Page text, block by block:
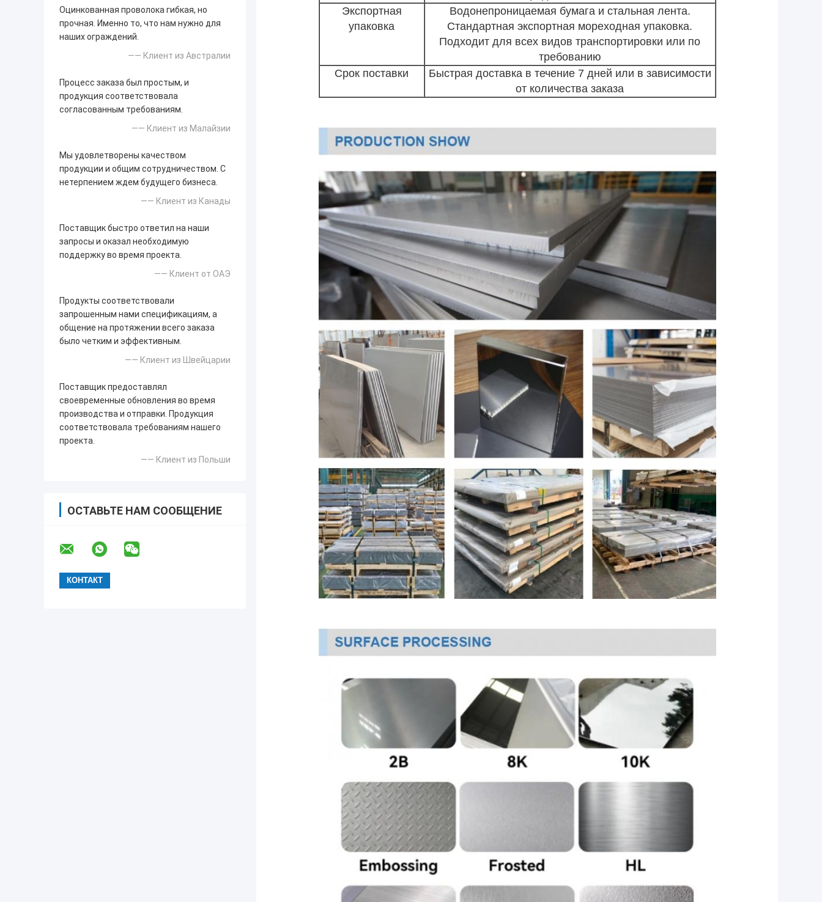
Оцинкованная проволока гибкая, но
прочная. Именно то, что нам нужно для
наших ограждений.
—— Клиент из Австралии
Процесс заказа был простым, и
продукция соответствовала
согласованным требованиям.
—— Клиент из Малайзии
Мы удовлетворены качеством
продукции и общим сотрудничеством. С
нетерпением ждем будущего бизнеса.
—— Клиент из Канады
Поставщик быстро ответил на наши
запросы и оказал необходимую
поддержку во время проекта.
—— Клиент от ОАЭ
Продукты соответствовали
запрошенным нами спецификациям, а
общение на протяжении всего заказа
было четким и эффективным.
—— Клиент из Швейцарии
Поставщик предоставлял
своевременные обновления во время
производства и отправки. Продукция
соответствовала требованиям нашего
проекта.
—— Клиент из Польши
ОСТАВЬТЕ НАМ СООБЩЕНИЕ
Экспортная
упаковка
Водонепроницаемая бумага и стальная лента.
Стандартная экспортная мореходная упаковка.
Подходит для всех видов транспортировки или по
требованию
Срок поставки
Быстрая доставка в течение 7 дней или в зависимости
от количества заказа